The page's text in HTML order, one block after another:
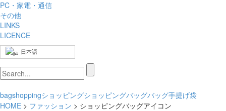
PC・家電・通信
その他
LINKS
LICENCE
日本語
bagshoppingショッピングショッピングバッグバッグ手提げ袋
HOME > ファッション > ショッピングバッグアイコン